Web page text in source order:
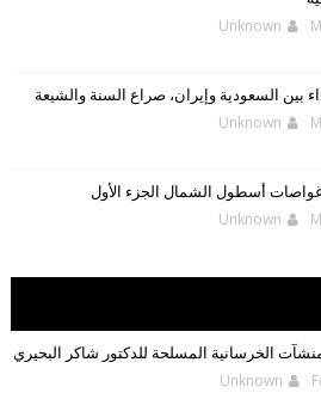
Unknown
بين السعودية وإيران، صراع السنة والشيعة
Unknown
أسطول الشمال الجزء الأول
Unknown
الخرسانية المسلحة للدكتور شاكر البحيري
Unknown